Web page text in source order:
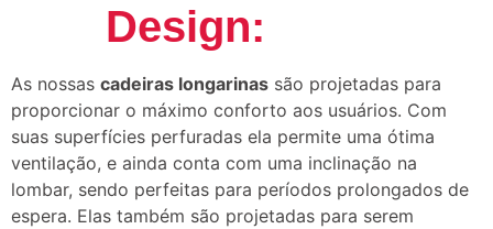
Design:
As nossas cadeiras longarinas são projetadas para
proporcionar o máximo conforto aos usuários. Com
suas superfícies perfuradas ela permite uma ótima
ventilação, e ainda conta com uma inclinação na
lombar, sendo perfeitas para períodos prolongados de
espera. Elas também são projetadas para serem